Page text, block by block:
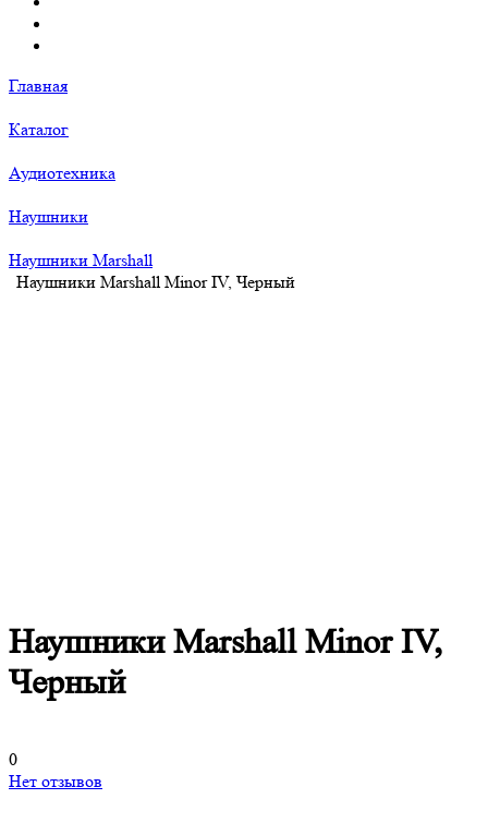
Главная
Каталог
Аудиотехника
Наушники
Наушники Marshall
Наушники Marshall Minor IV, Черный
Наушники Marshall Minor IV,
Черный
0
Нет отзывов